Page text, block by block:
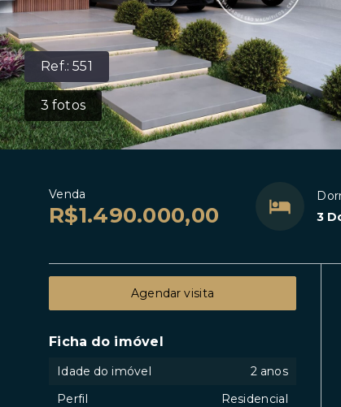
Ref.:551
3 fotos
Venda
R$1.490.000,00
3
Agendar visita
Ficha do imóvel
Idade do imóvel
2 anos
Perfil
Residencial